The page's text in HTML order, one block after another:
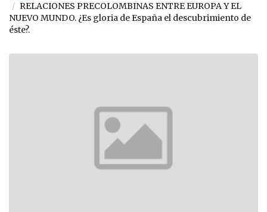
RELACIONES PRECOLOMBINAS ENTRE EUROPA Y EL
NUEVO MUNDO. ¿Es gloria de España el descubrimiento de
éste?.